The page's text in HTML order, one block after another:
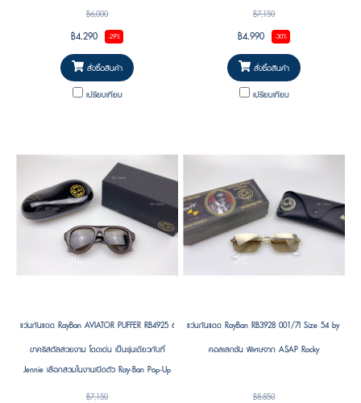
฿6,000
฿4,290 -29%
สั่งซื้อสินค้า
เปรียบเทียบ
Pop-Up Store แห่งแรกในเกาหลี โดดเด่นด้วยดีไซน์
ร่วมสมัยที่ยังคงเอกลักษณ์แบบ Ray-Ban พร้อม
ความพองตัวเป็นเอกลักษณ์ในสไตล์ “Puffer” ที่
กำลังเป็นเทรนด์
฿7,150
฿4,990 -30%
สั่งซื้อสินค้า
เปรียบเทียบ
แว่นกันแดด RayBan AVIATOR PUFFER RB4925 689673 Size 52 by A$AP ASAP Rocky ( RayBan Janie
ขาคริสตัลสวยงาม โดดเด่น เป็นรุ่นเดียวกับที่
Jennie เลือกสวมในงานเปิดตัว Ray-Ban Pop-Up
Store แห่งแรกในเกาหลี โดดเด่นด้วยดีไซน์ร่วมสมัย
฿7,150
แว่นกันแดด RayBan RB3928 001/7I Size 54 by
คอลเลกชัน พิเศษจาก A$AP Rocky
฿8,850